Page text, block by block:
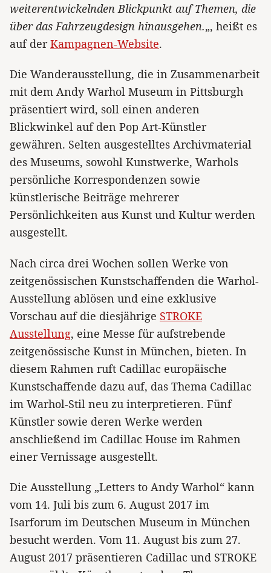
weiterentwickelnden Blickpunkt auf Themen, die
über das Fahrzeugdesign hinausgehen.„, heißt es
auf derKampagnen-Website.
Die Wanderausstellung, die in Zusammenarbeit
mit dem Andy Warhol Museum in Pittsburgh
präsentiert wird, soll einen anderen
Blickwinkel auf den Pop Art-Künstler
gewähren. Selten ausgestelltes Archivmaterial
des Museums, sowohl Kunstwerke, Warhols
persönliche Korrespondenzen sowie
künstlerische Beiträge mehrerer
Persönlichkeiten aus Kunst und Kultur werden
ausgestellt.
Nach circa drei Wochen sollen Werke von
zeitgenössischen Kunstschaffenden die Warhol-
Ausstellung ablösen und eine exklusive
Vorschau auf die diesjährige STROKE
Ausstellung, eine Messe für aufstrebende
zeitgenössische Kunst in München, bieten. In
diesem Rahmen ruft Cadillac europäische
Kunstschaffende dazu auf, das Thema Cadillac
im Warhol-Stil neu zu interpretieren. Fünf
Künstler sowie deren Werke werden
anschließend im Cadillac House im Rahmen
einer Vernissage ausgestellt.
Die Ausstellung „Letters to Andy Warhol“ kann
vom 14. Juli bis zum 6. August 2017 im
Isarforum im Deutschen Museum in München
besucht werden. Vom 11. August bis zum 27.
August 2017 präsentieren Cadillac und STROKE